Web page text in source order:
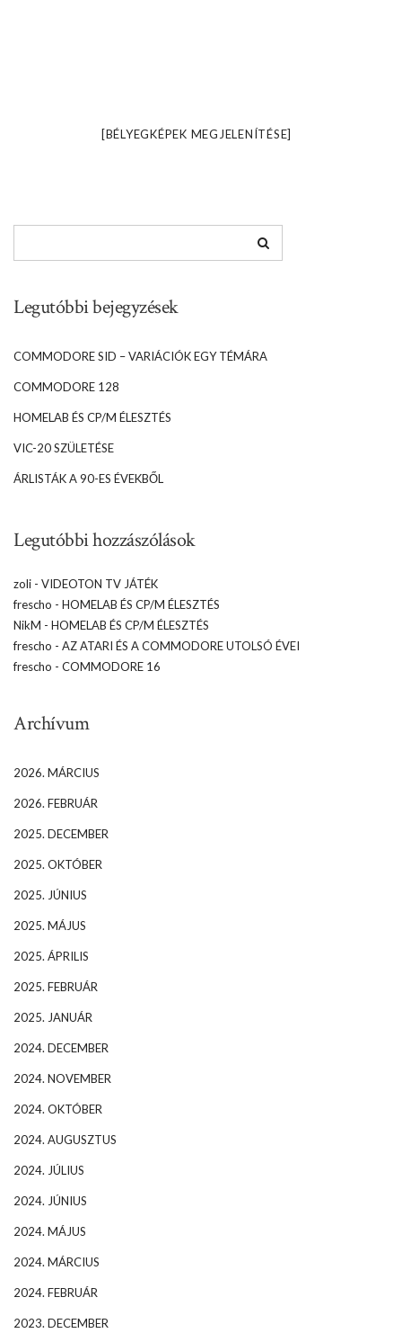
[BÉLYEGKÉPEK MEGJELENÍTÉSE]
Legutóbbi bejegyzések
COMMODORE SID – VARIÁCIÓK EGY TÉMÁRA
COMMODORE 128
HOMELAB ÉS CP/M ÉLESZTÉS
VIC-20 SZÜLETÉSE
ÁRLISTÁK A 90-ES ÉVEKBŐL
Legutóbbi hozzászólások
zoli - VIDEOTON TV JÁTÉK
frescho - HOMELAB ÉS CP/M ÉLESZTÉS
NikM - HOMELAB ÉS CP/M ÉLESZTÉS
frescho - AZ ATARI ÉS A COMMODORE UTOLSÓ ÉVEI
frescho - COMMODORE 16
Archívum
2026. MÁRCIUS
2026. FEBRUÁR
2025. DECEMBER
2025. OKTÓBER
2025. JÚNIUS
2025. MÁJUS
2025. ÁPRILIS
2025. FEBRUÁR
2025. JANUÁR
2024. DECEMBER
2024. NOVEMBER
2024. OKTÓBER
2024. AUGUSZTUS
2024. JÚLIUS
2024. JÚNIUS
2024. MÁJUS
2024. MÁRCIUS
2024. FEBRUÁR
2023. DECEMBER